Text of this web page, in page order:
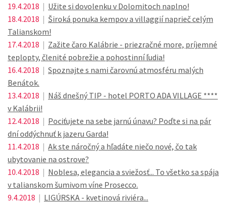
19.4.2018 | Užite si dovolenku v Dolomitoch naplno!
18.4.2018 | Široká ponuka kempov a villaggií naprieč celým
Talianskom!
17.4.2018 | Zažite čaro Kalábrie - priezračné more, príjemné
teplopty, členité pobrežie a pohostinní ľudia!
16.4.2018 | Spoznajte s nami čarovnú atmosféru malých
Benátok.
13.4.2018 | Náš dnešný TIP - hotel PORTO ADA VILLAGE ****
v Kalábrii!
12.4.2018 | Pociťujete na sebe jarnú únavu? Poďte si na pár
dní oddýchnuť k jazeru Garda!
11.4.2018 | Ak ste náročný a hľadáte niečo nové, čo tak
ubytovanie na ostrove?
10.4.2018 | Noblesa, elegancia a sviežosť... To všetko sa spája
v talianskom šumivom víne Prosecco.
9.4.2018 | LIGÚRSKA - kvetinová riviéra...